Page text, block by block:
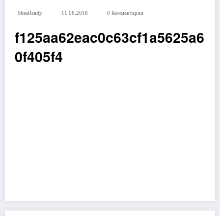
SitesReady 11.06.2018 0 Комментарии
f125aa62eac0c63cf1a5625a6
0f405f4